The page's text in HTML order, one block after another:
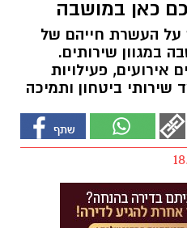
כאן במושבה
על העשרת חייהם של
במגוון שירותים.
אירועים, פעילויות
שירותי ביטחון ותמיכה